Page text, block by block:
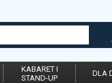
KABARET I
STAND-UP
DLA